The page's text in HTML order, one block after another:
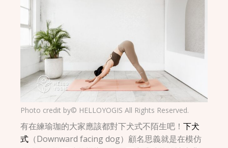
Photo credit by© HELLOYOGIS All Rights Reserved.
有在練瑜珈的大家應該都對下犬式不陌生吧！下犬
式 （Downward facing dog）顧名思義就是在模仿